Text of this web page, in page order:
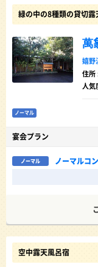
緑の中の8種類の貸切露
萬
嬉野
住所
人気
ノーマル
宴会プラン
ノーマル
ノーマルコ
空中露天風呂宿